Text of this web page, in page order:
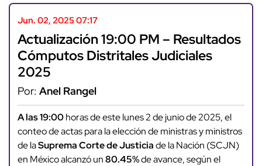
Jun. 02, 2025 07:17
Actualización 19:00 PM – Resultados
Cómputos Distritales Judiciales
2025
Por: Anel Rangel
A las 19:00horas de este lunes 2 de junio de 2025, el
conteo de actas para la elección de ministras y ministros
de laSuprema Corte de Justiciade la Nación (SCJN)
en México alcanzó un80.45%de avance, según el